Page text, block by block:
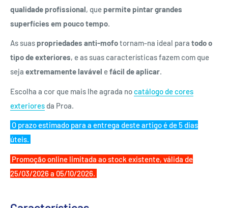
qualidade profissional, quepermite pintar grandes
superfícies em pouco tempo.
As suaspropriedades anti-mofotornam-na ideal para todo o
tipo de exteriores, e as suas características fazem com que
seja extremamente lavável efácil de aplicar.
Escolha a cor que mais lhe agrada nocatálogo de cores
exteriores da Proa.
O prazo estimado para a entrega deste artigo é de 5 dias
úteis.
Promoção online limitada ao stock existente, válida de
25/03/2026 a 05/10/2026.